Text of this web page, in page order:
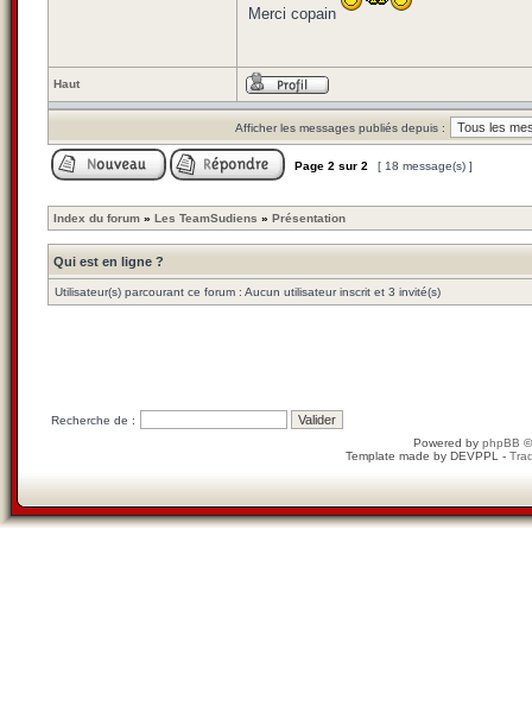
Merci copain
Haut
Afficher les messages publiés depuis :
Page 2 sur 2 [ 18 message(s) ]
Index du forum » Les TeamSudiens » Présentation
Qui est en ligne ?
Utilisateur(s) parcourant ce forum : Aucun utilisateur inscrit et 3 invité(s)
Recherche de :
Powered by phpBB
Template made by DEVPPL -